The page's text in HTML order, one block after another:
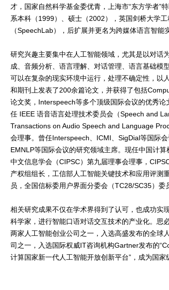
才，国家自然科学基金委优青，上海市“东方学者”
系本科（1999）、硕士（2002），英国剑桥大学
（SpeechLab），后扩展并更名为跨媒体语言智能
研究兴趣主要集中在人工智能领域，尤其是以对话
成、音频分析、语言理解、对话管理、语言基础模
可以在复杂的现实环境中运行，处理不确定性，以
和期刊上发表了200余篇论文，并获得了包括
论文奖，Interspeech等多个顶级国际会议的优秀
任 IEEE 语音语言处理技术委员会（Speech and
Transactions on Audio Speech and Language
会理事。曾任Interspeech、ICMI、SigDial等国际
EMNLP等国际会议的研究领域主席。现任中国计
中文信息学会（CIPSC）第九届理事会理事，
产权组组长，工信部人工智能关键技术和应用评测
员，全国信标委用户界面分委会（TC28/SC35）委
相关研究成果不仅在学术界得到了认可，也成功实
科学家，进行智能口语对话交互技术的产业化。思
两家人工智能创业公司之一，入选高盛发布的全球
司之一，入选国际权威IT咨询机构Gartner发布的
计算国家新一代人工智能开放创新平台”，成为国家